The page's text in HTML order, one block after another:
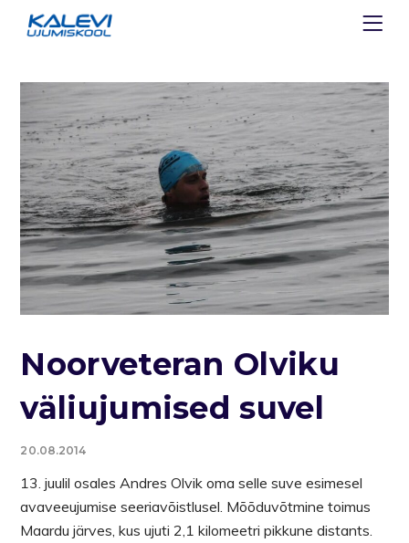
Noorveteran Olviku
väliujumised suvel
20.08.2014
13. juulil osales Andres Olvik oma selle suve esimesel
avaveeujumise seeriavõistlusel. Mõõduvõtmine toimus
Maardu järves, kus ujuti 2,1 kilomeetri pikkune distants.